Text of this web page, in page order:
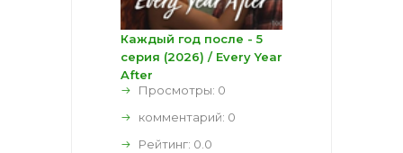
Каждый год после - 5
серия (2026) / Every Year
After
Просмотры: 0
комментарий: 0
Рейтинг: 0.0